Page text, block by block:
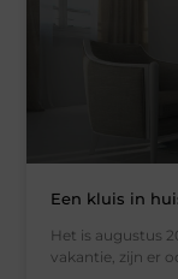
Een kluis in
Het is augustus
vakantie, zijn er